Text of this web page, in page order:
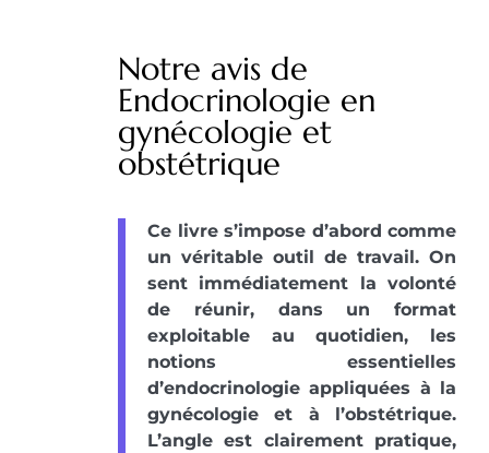
Notre avis de
Endocrinologie en
gynécologie et
obstétrique
Ce livre s’impose d’abord comme
un véritable outil de travail. On
sent immédiatement la volonté
de réunir, dans un format
exploitable au quotidien, les
notions essentielles
d’endocrinologie appliquées à la
gynécologie et à l’obstétrique.
L’angle est clairement pratique,